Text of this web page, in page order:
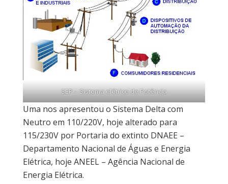
SEP – Sistema elétrico de Potência
Uma nos apresentou o Sistema Delta com
Neutro em 110/220V, hoje alterado para
115/230V por Portaria do extinto DNAEE –
Departamento Nacional de Águas e Energia
Elétrica, hoje ANEEL – Agência Nacional de
Energia Elétrica.